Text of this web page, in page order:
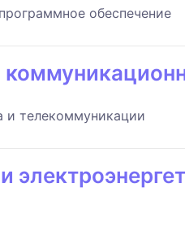
обеспечение
и телекоммуникации